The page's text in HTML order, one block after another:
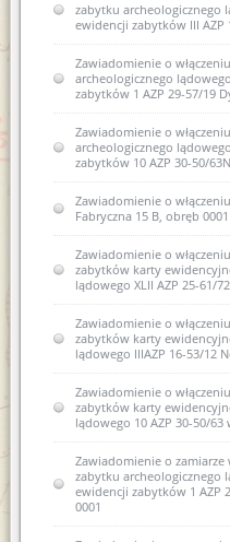
zabytku archeologicznego
ewidencji zabytków III AZP
Zawiadomienie o
archeologicznego
zabytków 1 AZP 29-57/19
Zawiadomienie o
archeologicznego
zabytków 10 AZP 30-50/
Zawiadomienie o
Fabryczna 15 B, obręb 0001
Zawiadomienie o
zabytków karty
lądowego XLII AZP 25-61/
Zawiadomienie o
zabytków karty
lądowego IIIAZP 16-53/12
Zawiadomienie o
zabytków karty
lądowego 10 AZP 30-50/63
Zawiadomienie o zamiarze
zabytku archeologicznego
ewidencji zabytków 1 AZP
0001